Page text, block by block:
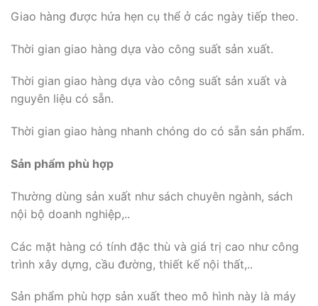
Giao hàng được hứa hẹn cụ thể ở các ngày tiếp theo.
Thời gian giao hàng dựa vào công suất sản xuất.
Thời gian giao hàng dựa vào công suất sản xuất và
nguyên liệu có sẵn.
Thời gian giao hàng nhanh chóng do có sẵn sản phẩm.
Sản phẩm phù hợp
Thường dùng sản xuất như sách chuyên ngành, sách
nội bộ doanh nghiệp,..
Các mặt hàng có tính đặc thù và giá trị cao như công
trình xây dựng, cầu đường, thiết kế nội thất,..
Sản phẩm phù hợp sản xuất theo mô hình này là máy